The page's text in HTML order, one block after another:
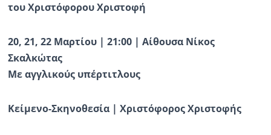
του Χριστόφορου Χριστοφή
20, 21, 22 Μαρτίου | 21:00 | Αίθουσα Νίκος
Σκαλκώτας
Mε αγγλικούς υπέρτιτλους
Κείμενο-Σκηνοθεσία | Χριστόφορος Χριστοφής